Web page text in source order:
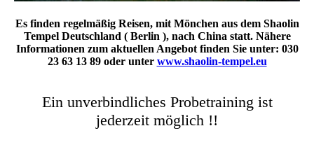
Es finden regelmäßig Reisen, mit Mönchen aus dem Shaolin
Tempel Deutschland ( Berlin ), nach China statt. Nähere
Informationen zum aktuellen Angebot finden Sie unter: 030
23 63 13 89 oder unter www.shaolin-tempel.eu
Ein unverbindliches Probetraining ist
jederzeit möglich !!